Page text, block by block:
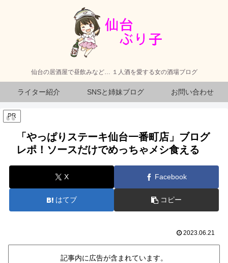
仙台の居酒屋で昼飲みなど… １人酒を愛する女の酒場ブログ
ライター紹介 SNSと姉妹ブログ お問い合わせ
PR
「やっぱりステーキ仙台一番町店」ブログ
レポ！ソースだけでめっちゃメシ食える
X Facebook
はてブ コピー
2023.06.21
記事内に広告が含まれています。